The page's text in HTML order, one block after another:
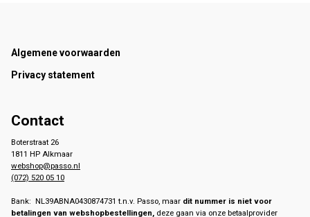
Footer
Algemene voorwaarden
Privacy statement
Contact
Boterstraat 26
1811 HP Alkmaar
webshop@passo.nl
(072) 520 05 10
Bank: NL39ABNA0430874731 t.n.v. Passo, maar dit nummer is niet voor
betalingen van webshopbestellingen, deze gaan via onze betaalprovider